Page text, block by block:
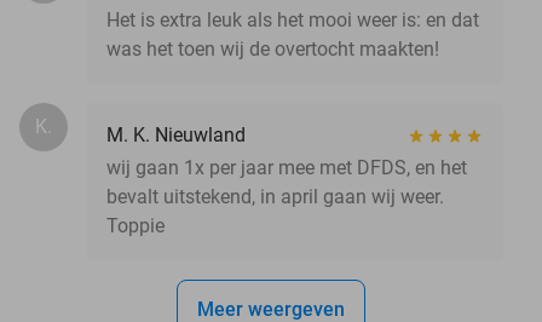
Het is extra leuk als het mooi weer is: en dat
was het toen wij de overtocht maakten!
K.
M. K. Nieuwland
wij gaan 1x per jaar mee met DFDS, en het
bevalt uitstekend, in april gaan wij weer.
Toppie
Meer weergeven